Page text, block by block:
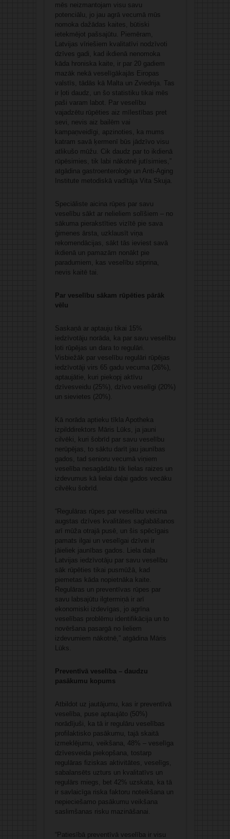
mēs neizmantojam visu savu
potenciālu, jo jau agrā vecumā mūs
nomoka dažādas kaites, būtiski
ietekmējot pašsajūtu. Piemēram,
Latvijas vīriešiem kvalitatīvi nodzīvoti
dzīves gadi, kad ikdienā nenomoka
kāda hroniska kaite, ir par 20 gadiem
mazāk nekā veselīgākajās Eiropas
valstīs, tādās kā Malta un Zviedrija. Tas
ir ļoti daudz, un šo statistiku tikai mēs
paši varam labot. Par veselību
vajadzētu rūpēties aiz mīlestības pret
sevi, nevis aiz bailēm vai
kampaņveidīgi, apzinoties, ka mums
katram savā ķermenī būs jādzīvo visu
atlikušo mūžu. Cik daudz par to ikdienā
rūpēsimies, tik labi nākotnē jutīsimies,”
atgādina gastroenteroloģe un Anti-Aging
Institute metodiskā vadītāja Vita Skuja.
Speciāliste aicina rūpes par savu
veselību sākt ar nelieliem solīšiem – no
sākuma pierakstīties vizītē pie sava
ģimenes ārsta, uzklausīt viņa
rekomendācijas, sākt tās ieviest savā
ikdienā un pamazām nonākt pie
paradumiem, kas veselību stiprina,
nevis kaitē tai.
Par veselību sākam rūpēties pārāk
vēlu
Saskaņā ar aptauju tikai 15%
iedzīvotāju norāda, ka par savu veselību
ļoti rūpējas un dara to regulāri.
Visbiežāk par veselību regulāri rūpējas
iedzīvotāji virs 65 gadu vecuma (26%),
aptaujātie, kuri piekopj aktīvu
dzīvesveidu (25%), dzīvo veselīgi (20%)
un sievietes (20%).
Kā norāda aptieku tīkla Apotheka
izpilddirektors Māris Lūks, ja jauni
cilvēki, kuri šobrīd par savu veselību
nerūpējas, to sāktu darīt jau jaunības
gados, tad senioru vecumā viņiem
veselība nesagādātu tik lielas raizes un
izdevumus kā lielai daļai gados vecāku
cilvēku šobrīd.
“Regulāras rūpes par veselību veicina
augstas dzīves kvalitātes saglabāšanos
arī mūža otrajā pusē, un šis spēcīgais
pamats ilgai un veselīgai dzīvei ir
jāieliek jaunības gados. Liela daļa
Latvijas iedzīvotāju par savu veselību
sāk rūpēties tikai pusmūžā, kad
piemetas kāda nopietnāka kaite.
Regulāras un preventīvas rūpes par
savu labsajūtu ilgtermiņā ir arī
ekonomiski izdevīgas, jo agrīna
veselības problēmu identifikācija un to
novēršana pasargā no lieliem
izdevumiem nākotnē,” atgādina Māris
Lūks.
Preventīvā veselība – daudzu
pasākumu kopums
Atbildot uz jautājumu, kas ir preventīvā
veselība, puse aptaujāto (50%)
norādījuši, ka tā ir regulāru veselības
profilaktisko pasākumu, tajā skaitā
izmeklējumu, veikšana, 48% – veselīga
dzīvesveida piekopšana, tostarp
regulāras fiziskas aktivitātes, veselīgs,
sabalansēts uzturs un kvalitatīvs un
regulārs miegs, bet 42% uzskata, ka tā
ir savlaicīga riska faktoru noteikšana un
nepieciešamo pasākumu veikšana
saslimšanas risku mazināšanai.
“Patiesībā preventīvā veselība ir visu